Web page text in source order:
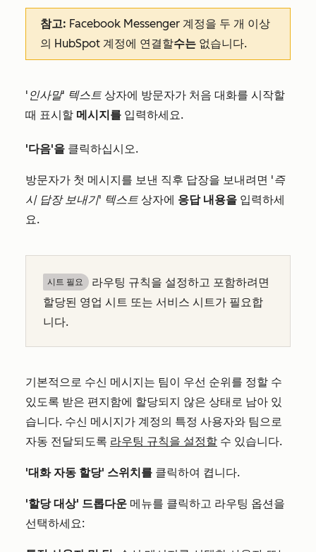
참고: Facebook Messenger 계정을 두 개 이상
의 HubSpot 계정에 연결할수는 없습니다.
'인사말' 텍스트 상자에 방문자가 처음 대화를 시작할
때 표시할 메시지를 입력하세요.
'다음'을 클릭하십시오.
방문자가 첫 메시지를 보낸 직후 답장을 보내려면 '즉
시 답장 보내기' 텍스트 상자에 응답 내용을 입력하세
요.
시트 필요
라우팅 규칙을 설정하고 포함하려면
할당된 영업 시트 또는 서비스 시트가 필요합
니다.
기본적으로 수신 메시지는 팀이 우선 순위를 정할 수
있도록 받은 편지함에 할당되지 않은 상태로 남아 있
습니다. 수신 메시지가 계정의 특정 사용자와 팀으로
자동 전달되도록 라우팅 규칙을 설정할 수 있습니다.
'대화 자동 할당' 스위치를 클릭하여 켭니다.
'할당 대상' 드롭다운 메뉴를 클릭하고 라우팅 옵션을
선택하세요: